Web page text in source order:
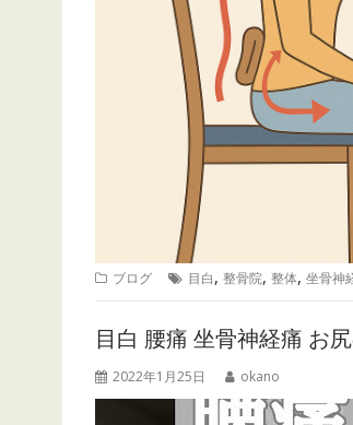
ブログ 目白, 整骨院, 整体, 坐骨神
目白 腰痛 坐骨神経痛 お
2022年1月25日 okano